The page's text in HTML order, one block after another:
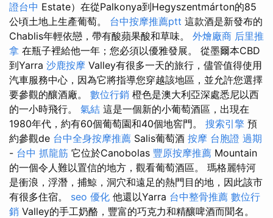
證台中 Estate）在從Palkonya到Hegyszentmárton的85
公頃土地上生產葡萄。 台中按摩推薦ptt 這款酒是新發布的
Chablis年輕依戀，帶有酸蘋果酸和草味。 外燴廠商 后里推
拿 在瓶子裡給他一年；您必須以優雅發展。 從墨爾本CBD
到Yarra 沙鹿按摩 Valley有很多一天的旅行，儘管值得使用
汽車服務中心，因為它將指導您穿越該地區，並允許您選擇
要參觀的釀酒廠。 數位行銷 橙色是澳大利亞深處悉尼以西
的一小時飛行。 氣結 這是一個新的小葡萄酒區，出現在
1980年代，約有60個葡萄園和40個地窖門。 搜索引擎 預
約參觀de 台中全身按摩推薦 Salis葡萄酒 按摩 台胞證 過期
- 台中 抓龍筋 它位於Canobolas 豐原按摩推薦 Mountain
的一個令人難以置信的地方，觀看葡萄酒區。 瑪格麗特河
是衝浪，浮潛，捕鯨，洞穴和遠足的熱門目的地，因此該市
有很多住宿。 seo 優化 他還以Yarra 台中整骨推薦 數位行
銷 Valley的手工奶酪，豐富的巧克力和精釀啤酒而聞名。